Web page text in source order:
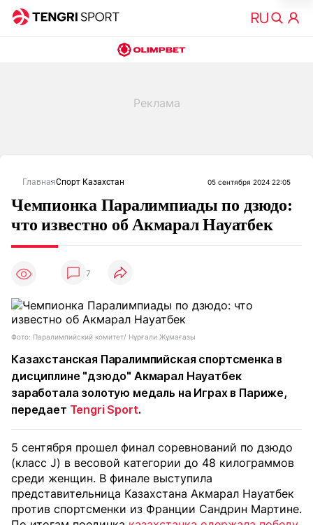
ГлавнаяСпорт Казахстан 05 сентября 2024 22:05
Чемпионка Паралимпиады по дзюдо:
что известно об Акмарал Науатбек
7
Фото: Паралимпийский комитет/ Нұрғали Жұмағазы
Казахстанская Паралимпийская спортсменка в
дисциплине "дзюдо" Акмарал Науатбек
заработала золотую медаль на Играх в Париже,
передает Tengri Sport.
5 сентября прошел финал соревнований по дзюдо
(класс J) в весовой категории до 48 килограммов
среди женщин. В финале выступила
представительница Казахстана Акмарал Науатбек
против спортсменки из Франции Сандрин Мартине.